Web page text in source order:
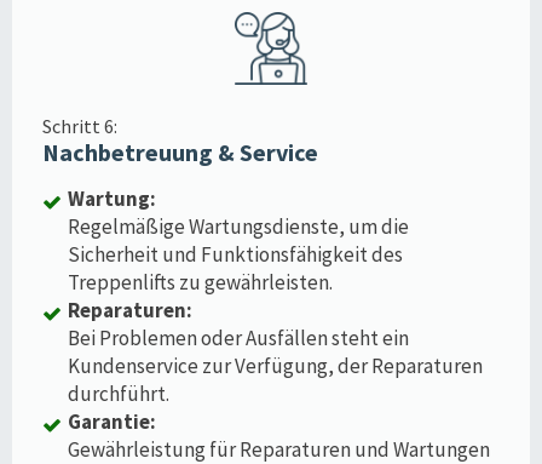
Schritt 6:
Nachbetreuung & Service
Wartung:
Regelmäßige Wartungsdienste, um die
Sicherheit und Funktionsfähigkeit des
Treppenlifts zu gewährleisten.
Reparaturen:
Bei Problemen oder Ausfällen steht ein
Kundenservice zur Verfügung, der Reparaturen
durchführt.
Garantie:
Gewährleistung für Reparaturen und Wartungen